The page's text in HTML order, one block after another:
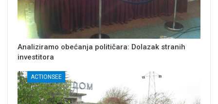
Analiziramo obećanja političara: Dolazak stranih
investitora
ACTIONSEE